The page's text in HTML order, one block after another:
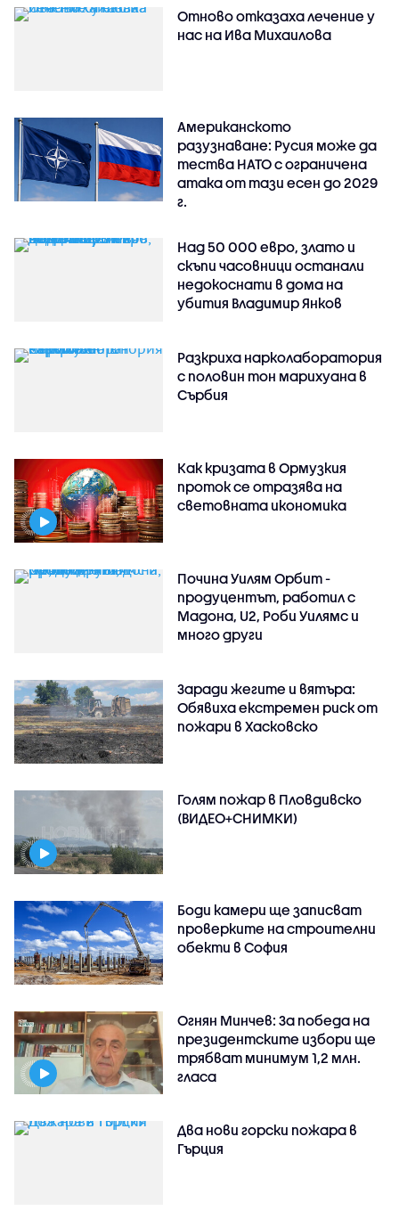
Отново отказаха лечение у
нас на Ива Михаилова
Американското
разузнаване: Русия може да
тества НАТО с ограничена
атака от тази есен до 2029
г.
Над 50 000 евро, злато и
скъпи часовници останали
недокоснати в дома на
убития Владимир Янков
Разкриха нарколаборатория
с половин тон марихуана в
Сърбия
Как кризата в Ормузкия
проток се отразява на
световната икономика
Почина Уилям Орбит -
продуцентът, работил с
Мадона, U2, Роби Уилямс и
много други
Заради жегите и вятъра:
Обявиха екстремен риск от
пожари в Хасковско
Голям пожар в Пловдивско
(ВИДЕО+СНИМКИ)
Боди камери ще записват
проверките на строителни
обекти в София
Огнян Минчев: За победа на
президентските избори ще
трябват минимум 1,2 млн.
гласа
Два нови горски пожара в
Гърция